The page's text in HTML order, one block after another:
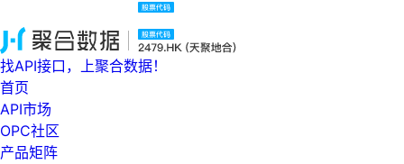
找API接口，上聚合数据！
首页
API市场
OPC社区
产品矩阵